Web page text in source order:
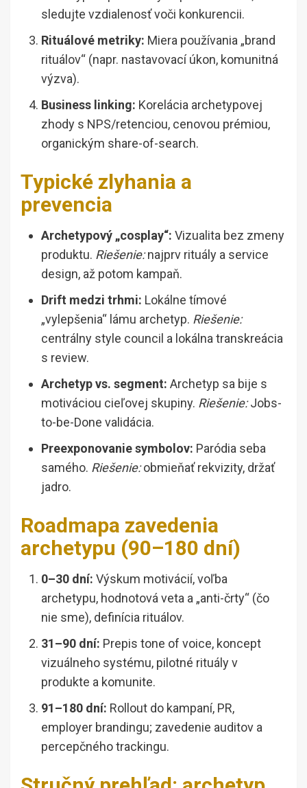
sledujte vzdialenosť voči konkurencii.
Rituálové metriky: Miera používania „brand
rituálov“ (napr. nastavovací úkon, komunitná
výzva).
Business linking: Korelácia archetypovej
zhody s NPS/retenciou, cenovou prémiou,
organickým share-of-search.
Typické zlyhania a
prevencia
Archetypový „cosplay“: Vizualita bez zmeny
produktu. Riešenie:najprv rituály a service
design, až potom kampaň.
Drift medzi trhmi: Lokálne tímové
„vylepšenia“ lámu archetyp. Riešenie:
centrálny style council a lokálna transkreácia
s review.
Archetyp vs. segment: Archetyp sa bije s
motiváciou cieľovej skupiny. Riešenie:Jobs-
to-be-Done validácia.
Preexponovanie symbolov: Paródia seba
samého. Riešenie:obmieňať rekvizity, držať
jadro.
Roadmapa zavedenia
archetypu (90–180 dní)
0–30 dní: Výskum motivácií, voľba
archetypu, hodnotová veta a „anti-črty“ (čo
nie sme), definícia rituálov.
31–90 dní: Prepis tone of voice, koncept
vizuálneho systému, pilotné rituály v
produkte a komunite.
91–180 dní: Rollout do kampaní, PR,
employer brandingu; zavedenie auditov a
percepčného trackingu.